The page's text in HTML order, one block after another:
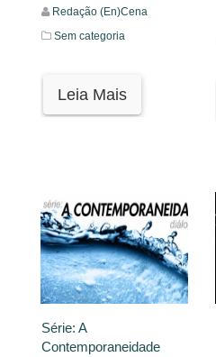
Redação (En)Cena
Sem categoria
Leia Mais
Série: A
Contemporaneidade